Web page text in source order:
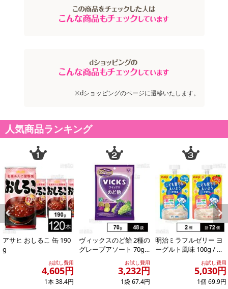
お申込みの際は 「商品情報」に記載されている「注意事項」を
必ずご確認ください。
記載されている内容を必ずご確認いただき、お届けする商品セット
にご納得いただきましたうえでお申し込みください。
※パッケージ変更や商品リニューアル(成分など含む)等により、参考
また、[新たな加工食品の原料原産地表示制度]の経過措置期間の終
了により、商品詳細内に記載の原産国・原材料の表記が旧表記の場
合がございます。
あらかじめご了承いただいた上でお申込みください。なお、本理由
によるお申込み後のキャンセル・返品交換は対応いたしかねます。
【お支払いについて】
※送料はお試し費用に含まれております。
※お支払い方法は、電話料金合算払い、クレジットカード、dポイン
トの利用となります。
【発送・お届け・商品について】
※お申込み頂きました商品の同梱、お届けの日時指定はいたしかね
※dショッピングのページに遷移いたします。
人気商品ランキング
Previous
アサヒ おしるこ 缶 190
g
お試し費用
4,605円
1本 38.4円
ヴィックスのど飴 2種の
グレープアソート 70g
お試し費用
3,232円
1袋 67.4円
明治ミラフルゼリー ヨ
ーグルト風味 100g / り
んごヨーグルト風味 10
お試し費用
5,030円
1個 69.9円
Next